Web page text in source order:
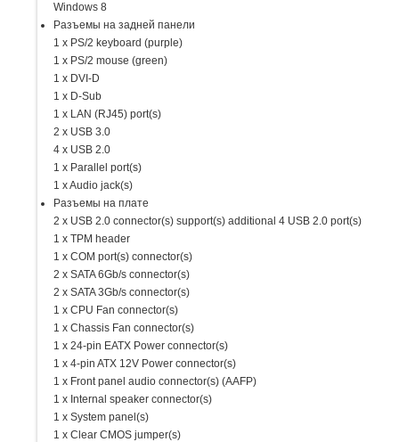
Windows 8
Разъемы на задней панели
1 x PS/2 keyboard (purple)
1 x PS/2 mouse (green)
1 x DVI-D
1 x D-Sub
1 x LAN (RJ45) port(s)
2 x USB 3.0
4 x USB 2.0
1 x Parallel port(s)
1 x Audio jack(s)
Разъeмы на плате
2 x USB 2.0 connector(s) support(s) additional 4 USB 2.0 port(s)
1 x TPM header
1 x COM port(s) connector(s)
2 x SATA 6Gb/s connector(s)
2 x SATA 3Gb/s connector(s)
1 x CPU Fan connector(s)
1 x Chassis Fan connector(s)
1 x 24-pin EATX Power connector(s)
1 x 4-pin ATX 12V Power connector(s)
1 x Front panel audio connector(s) (AAFP)
1 x Internal speaker connector(s)
1 x System panel(s)
1 x Clear CMOS jumper(s)